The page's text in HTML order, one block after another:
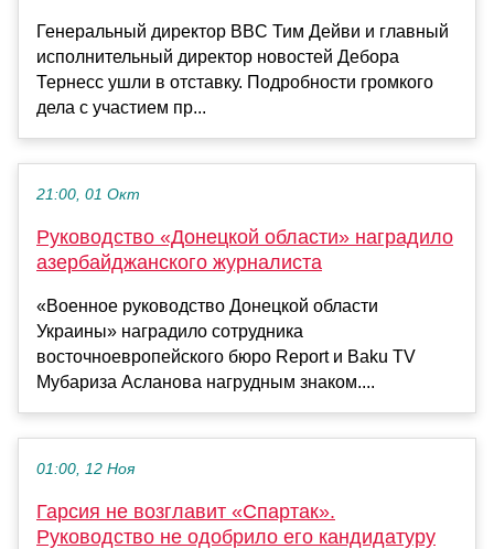
Генеральный директор BBC Тим Дейви и главный
исполнительный директор новостей Дебора
Тернесс ушли в отставку. Подробности громкого
дела с участием пр...
21:00, 01 Окт
Руководство «Донецкой области» наградило
азербайджанского журналиста
«Военное руководство Донецкой области
Украины» наградило сотрудника
восточноевропейского бюро Report и Baku TV
Мубариза Асланова нагрудным знаком....
01:00, 12 Ноя
Гарсия не возглавит «Спартак».
Руководство не одобрило его кандидатуру